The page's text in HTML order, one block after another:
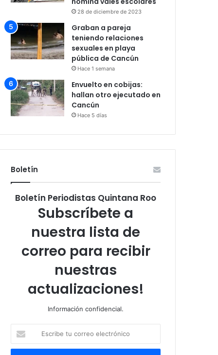
28 de diciembre de 2023
Graban a pareja
teniendo relaciones
sexuales en playa
pública de Cancún
Hace 1 semana
Envuelto en cobijas:
hallan otro ejecutado en
Cancún
Hace 5 días
Boletín
Boletín Periodistas Quintana Roo
Subscríbete a
nuestra lista de
correo para recibir
nuestras
actualizaciones!
Información confidencial.
tu
correo